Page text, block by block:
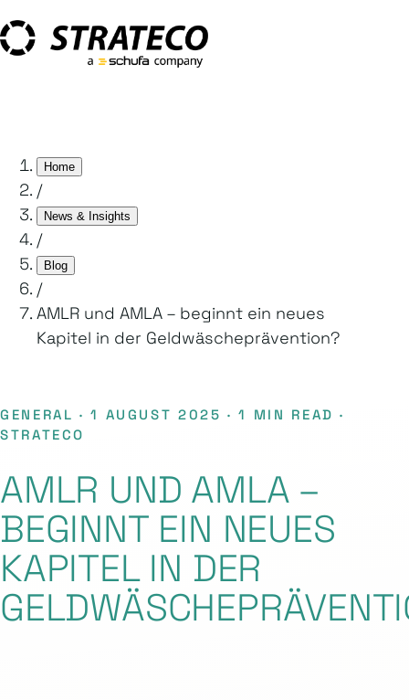
Home
/
News & Insights
/
Blog
/
AMLR und AMLA – beginnt ein neues
Kapitel in der Geldwäscheprävention?
GENERAL · 1 AUGUST 2025 · 1 MIN READ ·
STRATECO
AMLR UND AMLA –
BEGINNT EIN NEUES
KAPITEL IN DER